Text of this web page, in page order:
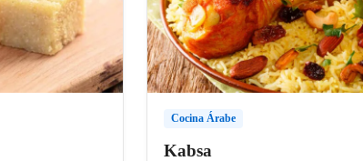
Cocina Árabe
Kabsa